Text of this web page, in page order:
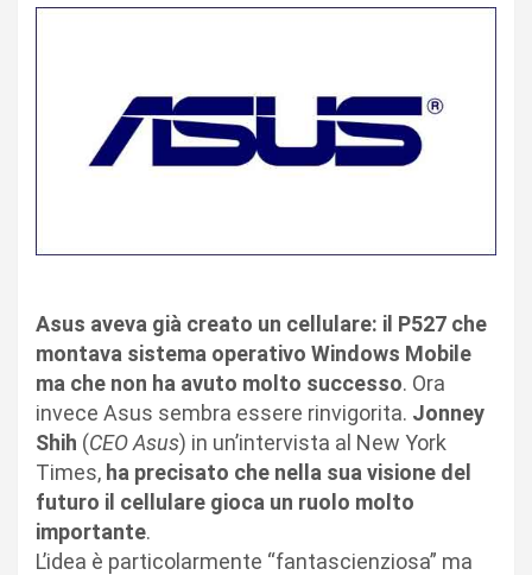
Asus aveva già creato un cellulare: il P527 che
montava sistema operativo Windows Mobile
ma che non ha avuto molto successo. Ora
invece Asus sembra essere rinvigorita. Jonney
Shih (CEO Asus) in un’intervista al New York
Times, ha precisato che nella sua visione del
futuro il cellulare gioca un ruolo molto
importante.
L’idea è particolarmente “fantascienziosa” ma